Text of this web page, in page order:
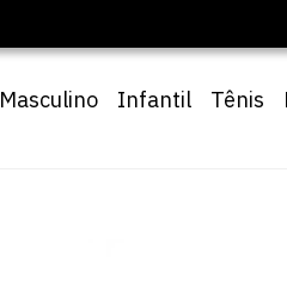
Masculino Infantil Tênis